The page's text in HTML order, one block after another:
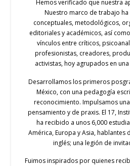
Hemos verificado que nuestra
Nuestro marco de trabajo
conceptuales, metodológicos,
editoriales y académicos, así
vínculos entre críticos,
profesionistas, creadores,
activistas, hoy agrupados en
Desarrollamos los primeros
México, con una pedagogía
reconocimiento. Impulsamos
pensamiento y de praxis. El 17,
ha recibido a unos 6,000
América, Europa y Asia, hablantes
inglés; una legión de
Fuimos inspirados por quienes